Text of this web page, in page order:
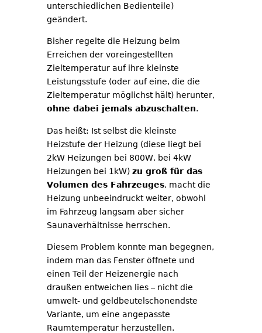
unterschiedlichen Bedienteile)
geändert.
Bisher regelte die Heizung beim
Erreichen der voreingestellten
Zieltemperatur auf ihre kleinste
Leistungsstufe (oder auf eine, die die
Zieltemperatur möglichst hält) herunter,
ohne dabei jemals abzuschalten.
Das heißt: Ist selbst die kleinste
Heizstufe der Heizung (diese liegt bei
2kW Heizungen bei 800W, bei 4kW
Heizungen bei 1kW) zu groß für das
Volumen des Fahrzeuges, macht die
Heizung unbeeindruckt weiter, obwohl
im Fahrzeug langsam aber sicher
Saunaverhältnisse herrschen.
Diesem Problem konnte man begegnen,
indem man das Fenster öffnete und
einen Teil der Heizenergie nach
draußen entweichen lies – nicht die
umwelt- und geldbeutelschonendste
Variante, um eine angepasste
Raumtemperatur herzustellen.